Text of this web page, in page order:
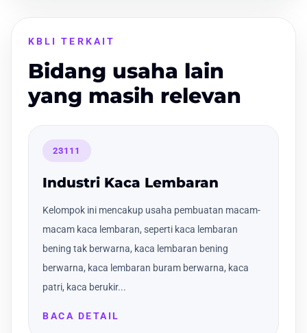
KBLI TERKAIT
Bidang usaha lain
yang masih relevan
23111
Industri Kaca Lembaran
Kelompok ini mencakup usaha pembuatan macam-
macam kaca lembaran, seperti kaca lembaran
bening tak berwarna, kaca lembaran bening
berwarna, kaca lembaran buram berwarna, kaca
patri, kaca berukir...
BACA DETAIL